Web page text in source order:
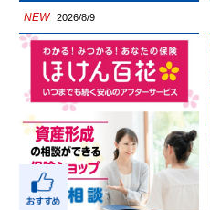
NEW 2026/8/9